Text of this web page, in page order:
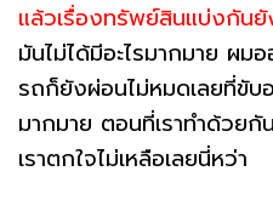
แล้วเรื่องทรัพย์สินแบ่งกันยั
มันไม่ได้มีอะไรมากมาย ผ
รถก็ยังผ่อนไม่หมดเลยที่ขับ
มากมาย ตอนที่เราทำด้วยกั
เราตกใจไม่เหลือเลยนี่หว่า